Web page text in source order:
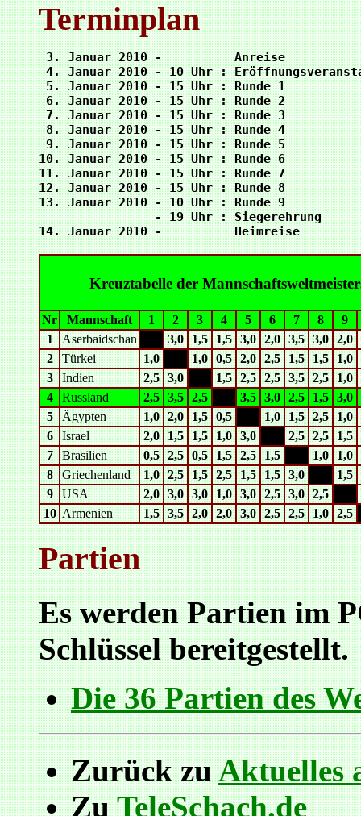
Terminplan
3. Januar 2010 -          Anreise
4. Januar 2010 - 10 Uhr :
5. Januar 2010 - 15 Uhr : Runde 1
6. Januar 2010 - 15 Uhr : Runde 2
7. Januar 2010 - 15 Uhr : Runde 3
8. Januar 2010 - 15 Uhr : Runde 4
9. Januar 2010 - 15 Uhr : Runde 5
10. Januar 2010 - 15 Uhr : Runde 6
11. Januar 2010 - 15 Uhr : Runde 7
12. Januar 2010 - 15 Uhr : Runde 8
13. Januar 2010 - 10 Uhr : Runde 9
                - 19 Uhr : Siegerehrung
Kreuztabelle der
Nr Mannschaft 1 2 3 4 5 6 7 8
9
1
Aserbaidschan 3,0 1,5 1,5 3,0 2,0 3,5 3,0 2,0
2
Türkei 1,0 1,0 0,5 2,0 2,5 1,5 1,5
1,0
3
Indien 2,5 3,0 1,5 2,5 2,5 3,5 2,5
1,0
4
Russland 2,5 3,5 2,5 3,5 3,0 2,5 1,5 3,0
5
Ägypten 1,0 2,0 1,5 0,5 1,0 1,5 2,5
1,0
6
Israel 2,0 1,5 1,5 1,0 3,0 2,5 2,5
1,5
7
Brasilien 0,5 2,5 0,5 1,5 2,5 1,5 1,0
1,0
8
Griechenland 1,0 2,5 1,5 2,5 1,5 1,5 3,0
1,5
9
USA 2,0 3,0 3,0 1,0 3,0 2,5 3,0 2,5
10 Armenien 1,5 3,5 2,0 2,0 3,0 2,5 2,5 1,0 2,5
Partien
Es werden Partien im
Schlüssel bereitgestellt.
Die 36 Partien des
Zurück zuAktuelles
ZuTeleSchach.de